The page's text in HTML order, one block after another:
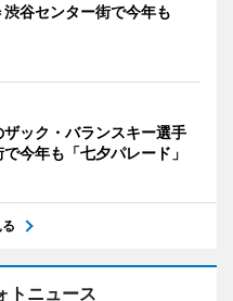
谷センター街で今年も
ック・バランスキー選手
今年も「七夕パレード」
トニュース